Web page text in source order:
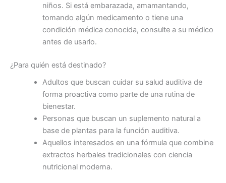
niños. Si está embarazada, amamantando,
tomando algún medicamento o tiene una
condición médica conocida, consulte a su médico
antes de usarlo.
¿Para quién está destinado?
Adultos que buscan cuidar su salud auditiva de
forma proactiva como parte de una rutina de
bienestar.
Personas que buscan un suplemento natural a
base de plantas para la función auditiva.
Aquellos interesados ​​en una fórmula que combine
extractos herbales tradicionales con ciencia
nutricional moderna.